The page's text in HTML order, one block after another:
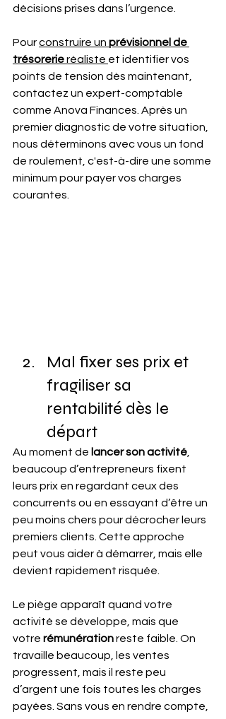
décisions prises dans l’urgence.
Pour construire un prévisionnel de
trésorerie réaliste et identifier vos
points de tension dès maintenant,
contactez un expert-comptable
comme Anova Finances. Après un
premier diagnostic de votre situation,
nous déterminons avec vous un fond
de roulement, c'est-à-dire une somme
minimum pour payer vos charges
courantes.
Mal fixer ses prix et
fragiliser sa
rentabilité dès le
départ
Au moment de lancer son activité
beaucoup d’entrepreneurs fixent
leurs prix en regardant ceux des
concurrents ou en essayant d’être un
peu moins chers pour décrocher leurs
premiers clients. Cette approche
peut vous aider à démarrer, mais elle
devient rapidement risquée.
Le piège apparaît quand votre
activité se développe, mais que
votre rémunération reste faible. On
travaille beaucoup, les ventes
progressent, mais il reste peu
d’argent une fois toutes les charges
payées. Sans vous en rendre compte,